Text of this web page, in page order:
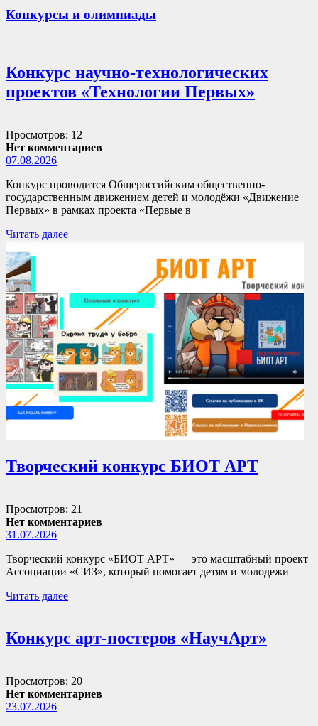
Конкурсы и олимпиады
Конкурс научно-технологических
проектов «Технологии Первых»
Просмотров: 12
Нет комментариев
07.08.2026
Конкурс проводится Общероссийским общественно-
государственным движением детей и молодёжи «Движение
Первых» в рамках проекта «Первые в
Читать далее
Творческий конкурс БИОТ АРТ
Просмотров: 21
Нет комментариев
31.07.2026
Творческий конкурс «БИОТ АРТ» — это масштабный проект
Ассоциации «СИЗ», который помогает детям и молодежи
Читать далее
Конкурс арт-постеров «НаучАрт»
Просмотров: 20
Нет комментариев
23.07.2026